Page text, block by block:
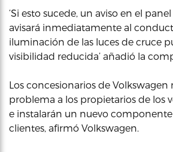
‘Si esto sucede, un aviso en el
avisará inmediatamente al
iluminación de las luces de cruce
visibilidad reducida’ añadió la
Los concesionarios de Volkswagen
problema a los propietarios de los
e instalarán un nuevo componente
clientes, afirmó Volkswagen.